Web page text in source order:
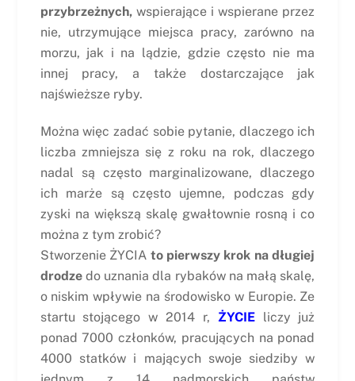
przybrzeżnych,wspierające i wspierane przez
nie, utrzymujące miejsca pracy, zarówno na
morzu, jak i na lądzie, gdzie często nie ma
innej pracy, a także dostarczające jak
najświeższe ryby.
Można więc zadać sobie pytanie, dlaczego ich
liczba zmniejsza się z roku na rok, dlaczego
nadal są często marginalizowane, dlaczego
ich marże są często ujemne, podczas gdy
zyski na większą skalę gwałtownie rosną i co
można z tym zrobić?
Stworzenie ŻYCIA to pierwszy krok na długiej
drodzedo uznania dla rybaków na małą skalę,
o niskim wpływie na środowisko w Europie. Ze
startu stojącego w 2014 r, ŻYCIEliczy już
ponad 7000 członków, pracujących na ponad
4000 statków i mających swoje siedziby w